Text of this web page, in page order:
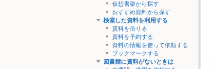
仮想書架から探す
おすすめ資料から探す
検索した資料を利用する
資料を借りる
資料を予約する
資料の情報を使って依頼する
ブックマークする
図書館に資料がないときは